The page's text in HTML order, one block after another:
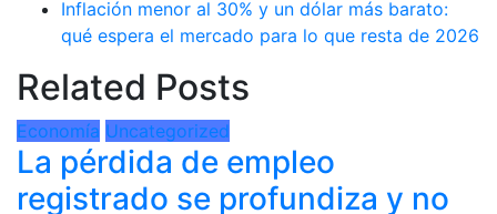
Inflación menor al 30% y un dólar más barato:
qué espera el mercado para lo que resta de 2026
Related Posts
Economía Uncategorized
La pérdida de empleo
registrado se profundiza y no